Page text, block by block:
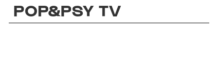
POP&PSY TV